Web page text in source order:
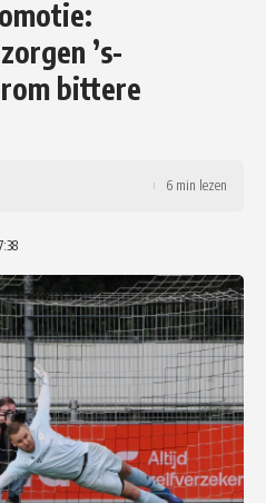
’s-
bittere
6 min lezen